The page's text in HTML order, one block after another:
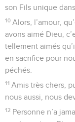
son Fils unique
10 Alors, l’amour,
avons aimé Dieu,
tellement aimés
en sacrifice pour
péchés.
11 Amis très chers,
nous aussi, nous
12 Personne n’a